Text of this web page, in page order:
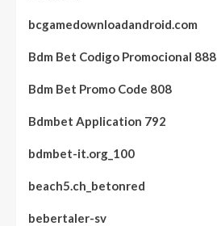
bcgamedownloadandroid.com
Bdm Bet Codigo Promocional 888
Bdm Bet Promo Code 808
Bdmbet Application 792
bdmbet-it.org_100
beach5.ch_betonred
bebertaler-sv